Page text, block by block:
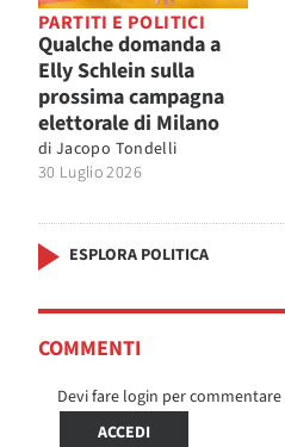
PARTITI E POLITICI
Qualche domanda a
Elly Schlein sulla
prossima campagna
elettorale di Milano
di Jacopo Tondelli
30 Luglio 2026
ESPLORA POLITICA
COMMENTI
Devi fare login per commentare
ACCEDI